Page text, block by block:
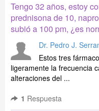
Tengo 32 años, estoy
prednisona de 10,
subió a 100 pm, ¿es
Dr. Pedro J.
Estos tres
ligeramente la frecuencia
alteraciones del ...
1 Respuesta